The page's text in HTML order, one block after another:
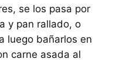
se los pasa por
y pan rallado, o
luego bañarlos en
carne asada al